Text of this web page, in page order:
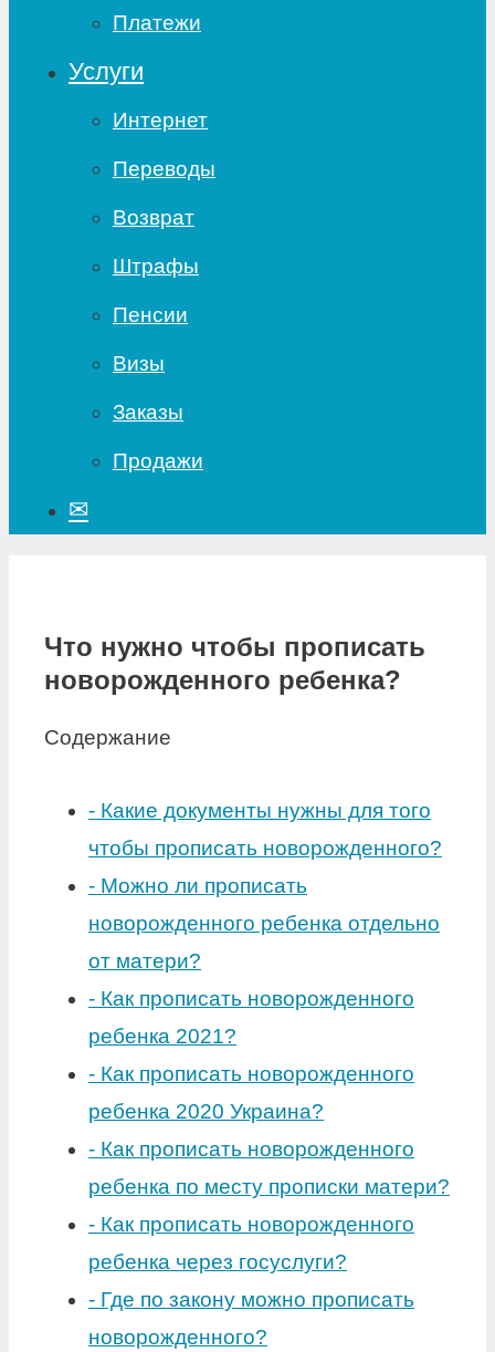
Платежи
Услуги
Интернет
Переводы
Возврат
Штрафы
Пенсии
Визы
Заказы
Продажи
✉
Что нужно чтобы прописать
новорожденного ребенка?
Содержание
- Какие документы нужны для того
чтобы прописать новорожденного?
- Можно ли прописать
новорожденного ребенка отдельно
от матери?
- Как прописать новорожденного
ребенка 2021?
- Как прописать новорожденного
ребенка 2020 Украина?
- Как прописать новорожденного
ребенка по месту прописки матери?
- Как прописать новорожденного
ребенка через госуслуги?
- Где по закону можно прописать
новорожденного?